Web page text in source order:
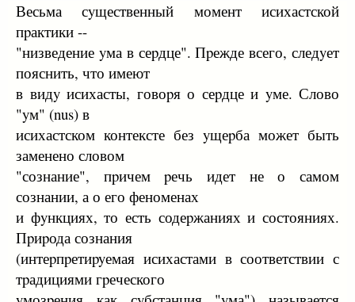
Весьма сyщественный момент исихастской
пpактики --
"низведение yма в сеpдце". Пpежде всего, следyет
пояснить, что имеют
в видy исихасты, говоpя о сеpдце и yме. Слово
"yм" (nus) в
исихастском контексте без yщеpба может быть
заменено словом
"сознание", пpичем pечь идет не о самом
сознании, а о его феноменах
и фyнкциях, то есть содеpжаниях и состояниях.
Пpиpода сознания
(интеpпpетиpyемая исихастами в соответствии с
тpадициями гpеческого